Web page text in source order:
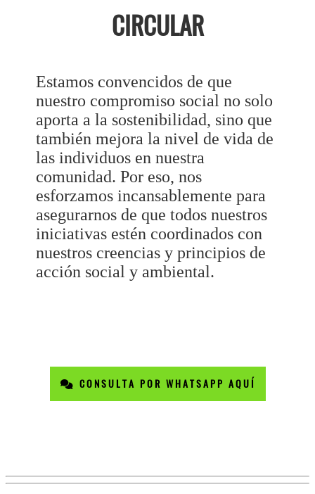
CIRCULAR
Estamos convencidos de que
nuestro compromiso social no solo
aporta a la sostenibilidad, sino que
también mejora la nivel de vida de
las individuos en nuestra
comunidad. Por eso, nos
esforzamos incansablemente para
asegurarnos de que todos nuestros
iniciativas estén coordinados con
nuestros creencias y principios de
acción social y ambiental.
CONSULTA POR WHATSAPP AQUÍ